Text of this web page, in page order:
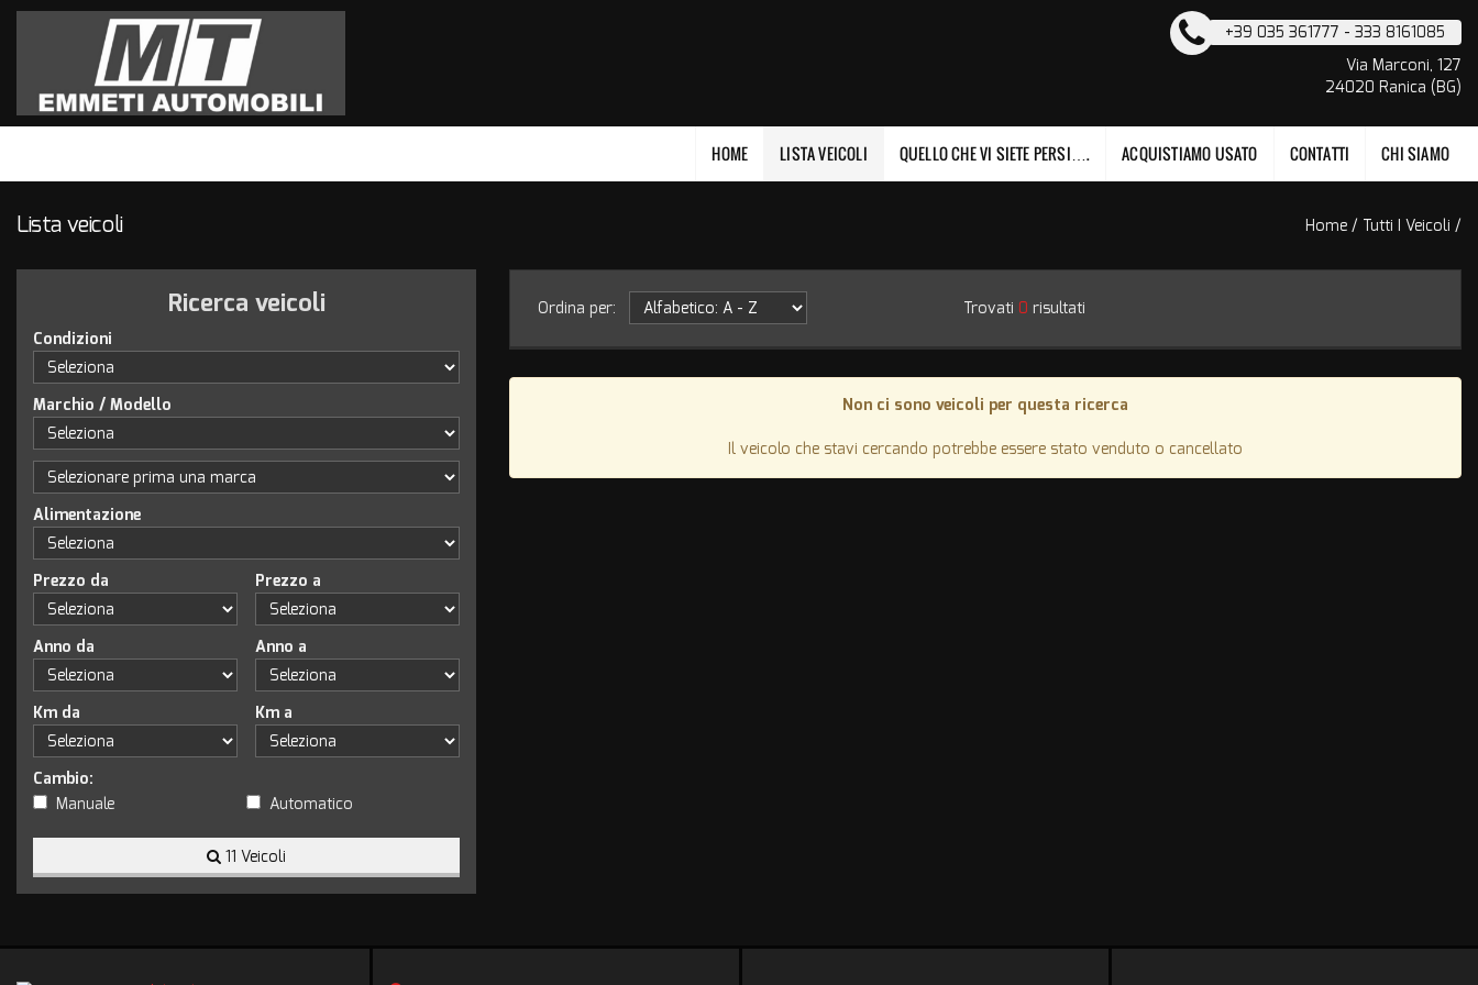
LISTA VEICOLI
PERSI….
CHI SIAMO
+39 035 361777 - 333 8161085
Via Marconi, 127
24020 Ranica (BG)
HOME LISTA VEICOLI QUELLO CHE VI SIETE PERSI…. ACQUISTIAMO USATO CONTATTI CHI SIAMO
Lista veicoli Home / Tutti I Veicoli /
Ricerca veicoli
Condizioni
Marchio / Modello
Alimentazione
Prezzo da Prezzo a
Anno da Anno a
Km da Km a
Cambio:
Manuale
Automatico
11 Veicoli
Ordina per: Trovati 0 risultati
Non ci sono veicoli per questa ricerca
Il veicolo che stavi cercando potrebbe essere stato venduto o cancellato